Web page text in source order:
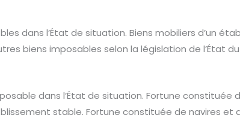
dans l’État de situation. Biens mobiliers d’un
biens imposables selon la législation de l’État
dans l’État de situation. Fortune constituée
stable. Fortune constituée de navires et